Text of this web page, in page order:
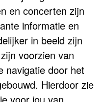
en concerten zijn
informatie en
in beeld zijn
voorzien van
navigatie door het
Hierdoor zie